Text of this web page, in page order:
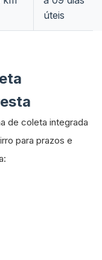
úteis
de coleta integrada
para prazos e